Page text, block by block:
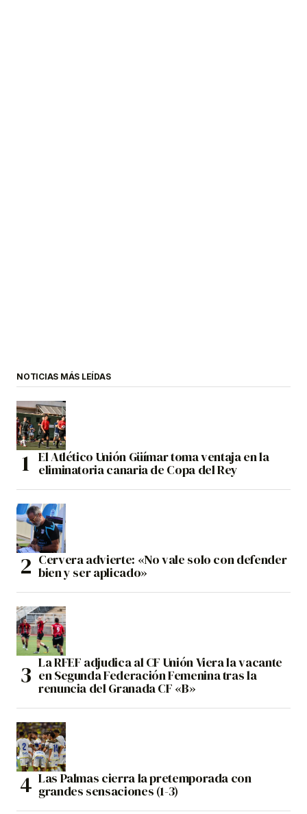
NOTICIAS MÁS LEÍDAS
El Atlético Unión Güímar toma ventaja en la
eliminatoria canaria de Copa del Rey
Cervera advierte: «No vale solo con defender
bien y ser aplicado»
La RFEF adjudica al CF Unión Viera la vacante
en Segunda Federación Femenina tras la
renuncia del Granada CF «B»
Las Palmas cierra la pretemporada con
grandes sensaciones (1-3)